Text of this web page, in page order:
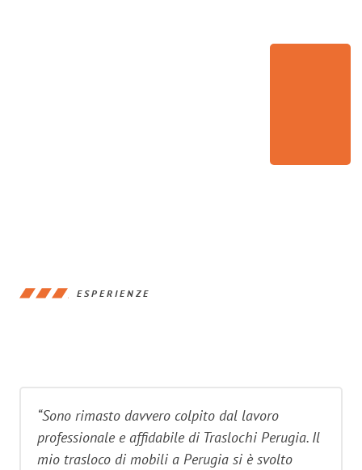
ESPERIENZE
“Sono rimasto davvero colpito dal lavoro
professionale e affidabile di Traslochi Perugia. Il
mio trasloco di mobili a Perugia si è svolto